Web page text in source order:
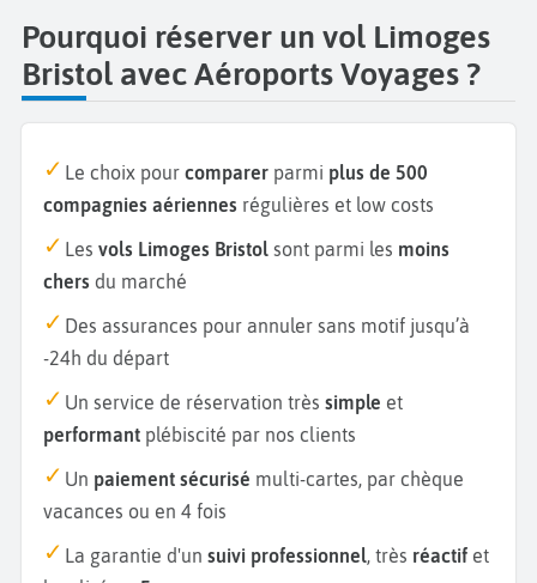
Pourquoi réserver un vol Limoges
Bristol avec Aéroports Voyages ?
Le choix pour comparer parmi plus de 500
compagnies aériennes régulières et low costs
Les vols Limoges Bristol sont parmi les moins
chers du marché
Des assurances pour annuler sans motif jusqu’à
-24h du départ
Un service de réservation très simple et
performant plébiscité par nos clients
Un paiement sécurisé multi-cartes, par chèque
vacances ou en 4 fois
La garantie d'un suivi professionnel, très réactif et